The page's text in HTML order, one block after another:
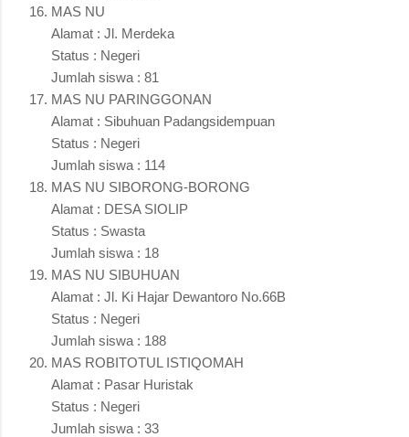
MAS NU
Alamat : Jl. Merdeka
Status : Negeri
Jumlah siswa : 81
MAS NU PARINGGONAN
Alamat : Sibuhuan Padangsidempuan
Status : Negeri
Jumlah siswa : 114
MAS NU SIBORONG-BORONG
Alamat : DESA SIOLIP
Status : Swasta
Jumlah siswa : 18
MAS NU SIBUHUAN
Alamat : Jl. Ki Hajar Dewantoro No.66B
Status : Negeri
Jumlah siswa : 188
MAS ROBITOTUL ISTIQOMAH
Alamat : Pasar Huristak
Status : Negeri
Jumlah siswa : 33